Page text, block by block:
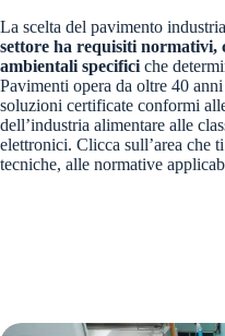
La scelta del pavimento
settore ha requisiti normativi,
ambientali specifici che
Pavimenti opera da oltre 40
soluzioni certificate conformi
dell’industria alimentare alle
elettronici. Clicca sull’area che
tecniche, alle normative